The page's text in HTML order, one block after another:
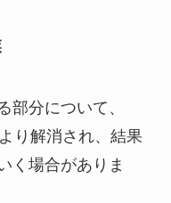
部分について、
り解消され、結果
く場合がありま